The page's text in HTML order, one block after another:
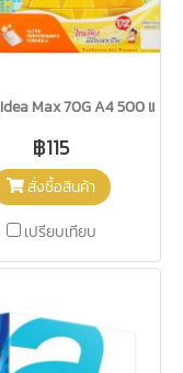
Max 70G A4 500 แผ่น
฿115
สั่งซื้อสินค้า
เปรียบเทียบ